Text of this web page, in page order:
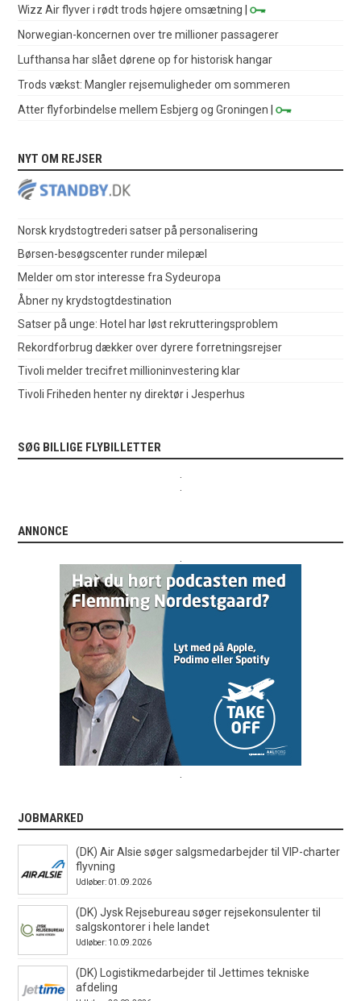
Wizz Air flyver i rødt trods højere omsætning |
Norwegian-koncernen over tre millioner passagerer
Lufthansa har slået dørene op for historisk hangar
Trods vækst: Mangler rejsemuligheder om sommeren
Atter flyforbindelse mellem Esbjerg og Groningen |
NYT OM REJSER
Norsk krydstogtrederi satser på personalisering
Børsen-besøgscenter runder milepæl
Melder om stor interesse fra Sydeuropa
Åbner ny krydstogtdestination
Satser på unge: Hotel har løst rekrutteringsproblem
Rekordforbrug dækker over dyrere forretningsrejser
Tivoli melder trecifret millioninvestering klar
Tivoli Friheden henter ny direktør i Jesperhus
SØG BILLIGE FLYBILLETTER
ANNONCE
JOBMARKED
(DK) Air Alsie søger salgsmedarbejder til VIP-charter
flyvning
Udløber: 01.09.2026
(DK) Jysk Rejsebureau søger rejsekonsulenter til
salgskontorer i hele landet
Udløber: 10.09.2026
(DK) Logistikmedarbejder til Jettimes tekniske
afdeling